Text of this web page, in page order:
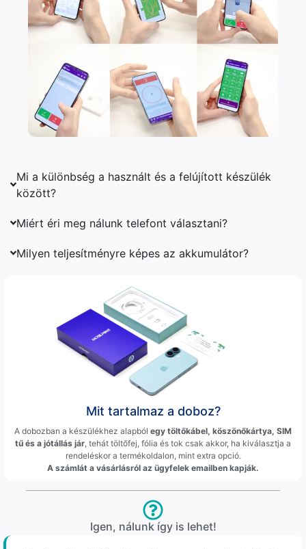
Mi a különbség a használt és a felújított készülék
között?
Miért éri meg nálunk telefont választani?
Milyen teljesítményre képes az akkumulátor?
Mit tartalmaz a doboz?
A dobozban a készülékhez alapból egy töltőkábel, köszönőkártya, SIM
tű és a jótállás jár, tehát töltőfej, fólia és tok csak akkor, ha kiválasztja a
rendeléskor a termékoldalon, mint extra opció.
A számlát a vásárlásról az ügyfelek emailben kapják.
Igen, nálunk így is lehet!